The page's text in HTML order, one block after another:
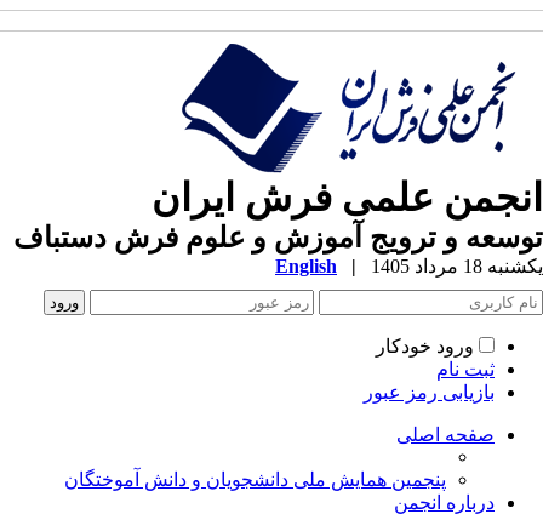
علمی فرش ایران
و ترویج آموزش و علوم فرش دستباف
18 مرداد 1405 |
English
ورود خودکار
ثبت نام
بازیابی رمز عبور
صفحه اصلی
پنجمین همایش ملی دانشجویان و دانش آموختگان
درباره انجمن